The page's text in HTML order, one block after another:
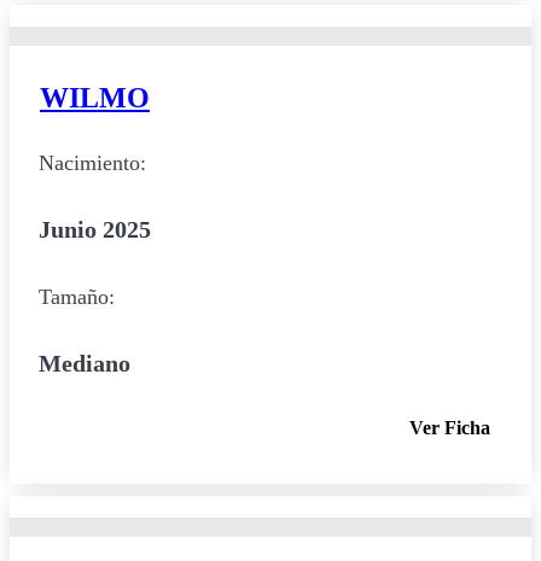
WILMO
Nacimiento:
Junio 2025
Tamaño:
Mediano
Ver Ficha